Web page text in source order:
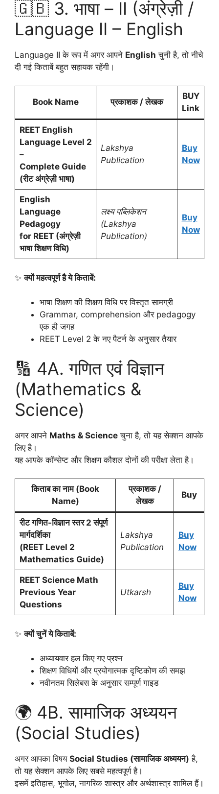
🇬🇧 3. भाषा – II (अंग्रेज़ी /
Language II – English
Language II के रूप में अगर आपने English चुनी है, तो नीचे
दी गई किताबें बहुत सहायक रहेंगी।
Book Name प्रकाशक / लेखक
BUY
Link
REET English
Language Level 2
–
Complete Guide
(रीट अंग्रेज़ी भाषा)
Lakshya
Publication
Buy
Now
English
Language
Pedagogy
for REET (अंग्रेज़ी
भाषा शिक्षण विधि)
लक्ष्य पब्लिकेशन
(Lakshya
Publication)
Buy
Now
✨क्यों महत्वपूर्ण है ये किताबें:
भाषा शिक्षण की शिक्षण विधि पर विस्तृत सामग्री
Grammar, comprehension और pedagogy
एक ही जगह
REET Level 2 के नए पैटर्न के अनुसार तैयार
🔢 4A. गणित एवं विज्ञान
(Mathematics &
Science)
अगर आपने Maths & Science चुना है, तो यह सेक्शन आपके
लिए है।
यह आपके कॉन्सेप्ट और शिक्षण कौशल दोनों की परीक्षा लेता है।
किताब का नाम (Book
Name)
प्रकाशक /
लेखक
Buy
रीट गणित-विज्ञान स्तर 2 संपूर्ण
मार्गदर्शिका
(REET Level 2
Mathematics Guide)
Lakshya
Publication
Buy
Now
REET Science Math
Previous Year
Questions
Utkarsh
Buy
Now
✨क्यों चुनें ये किताबें:
अध्यायवार हल किए गए प्रश्न
शिक्षण विधियों और प्रयोगात्मक दृष्टिकोण की समझ
नवीनतम सिलेबस के अनुसार सम्पूर्ण गाइड
🌍 4B. सामाजिक अध्ययन
(Social Studies)
अगर आपका विषय Social Studies (सामाजिक अध्ययन) है,
तो यह सेक्शन आपके लिए सबसे महत्वपूर्ण है।
इसमें इतिहास, भूगोल, नागरिक शास्त्र और अर्थशास्त्र शामिल हैं।